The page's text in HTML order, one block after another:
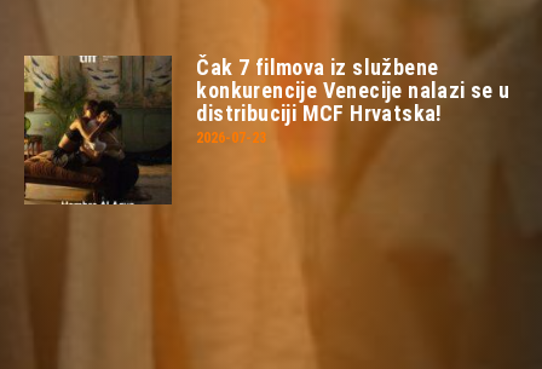
Čak 7 filmova iz službene
konkurencije Venecije nalazi se u
distribuciji MCF Hrvatska!
2026-07-23